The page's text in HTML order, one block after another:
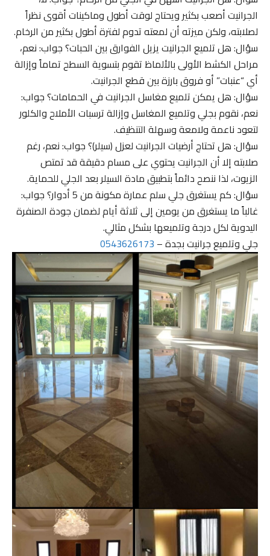
الجرانيت أصعب بكثير ويحتاج لوقت أطول وماكينات أقوى نظراً
لصلابته، ولكن ميزته أن لمعته تدوم لفترة أطول بكثير من الرخام.
سؤال: هل تلميع الجرانيت يزيل الفوارق بين الحبات؟ جواب: نعم،
مراحل الكشط الأولى بالألماظ تقوم بتسوية السطح تماماً وإزالة
أي “عنبات” أو فروق بارزة بين قطع الجرانيت.
سؤال: هل يمكن تلميع مغاسل الجرانيت في الحمامات؟ جواب:
نعم، نقوم بجلي وتلميع المغاسل وإزالة ترسبات الأملاح والكلور
لتعود ناعمة ولامعة وسهلة التنظيف.
سؤال: هل تحتاج أرضيات الجرانيت لعزل (سيلر)؟ جواب: نعم، رغم
صلابته إلا أن الجرانيت يحتوي على مسام دقيقة قد تمتص
الزيوت، لذا ننصح دائماً بتطبيق مادة السيلر بعد الجلي للحماية.
سؤال: كم يستغرق جلي سلم عمارة مكونة من 5 أدوار؟ جواب:
غالباً ما يستغرق من يومين إلى ثلاثة أيام لضمان جودة الصنفرة
اليدوية لكل درجة وتلميعها بشكل مثالي.
جلي وتلميع جرانيت بجدة –0543626173